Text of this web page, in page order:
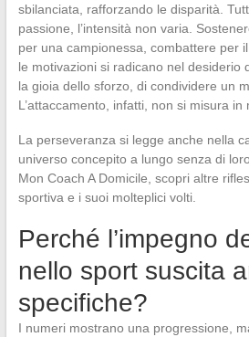
sbilanciata, rafforzando le disparità.
passione, l’intensità non varia.
per una campionessa, combattere per
le motivazioni si radicano nel desiderio
la gioia dello sforzo, di condividere un
L’attaccamento, infatti, non si misura in
La perseveranza si legge anche nella
universo concepito a lungo senza di
Mon Coach A Domicile, scopri altre
sportiva e i suoi molteplici volti.
Perché l’impegno
nello sport suscita
specifiche?
I numeri mostrano una progressione,